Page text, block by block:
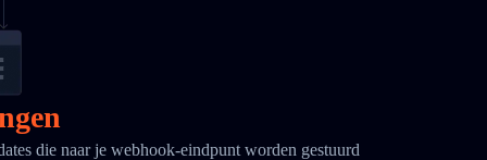
die naar je webhook-eindpunt worden gestuurd